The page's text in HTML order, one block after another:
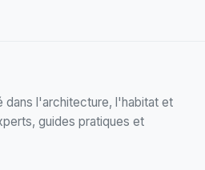
dans l'architecture, l'habitat et
guides pratiques et